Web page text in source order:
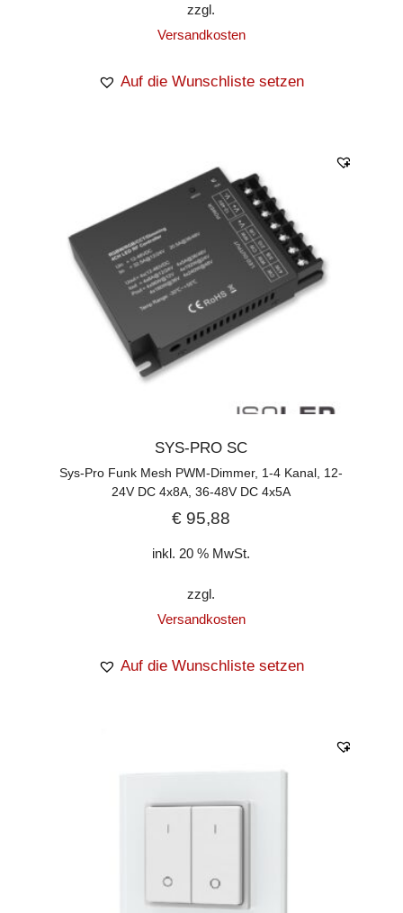
zzgl.
Versandkosten
Auf die Wunschliste setzen
SYS-PRO SC
Sys-Pro Funk Mesh PWM-Dimmer, 1-4 Kanal, 12-
24V DC 4x8A, 36-48V DC 4x5A
€ 95,88
inkl. 20 % MwSt.
zzgl.
Versandkosten
Auf die Wunschliste setzen